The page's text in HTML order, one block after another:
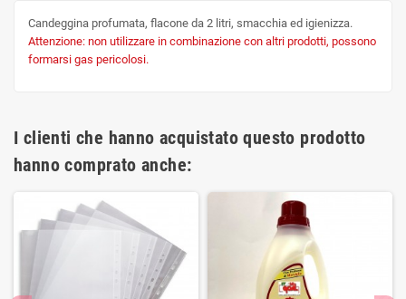
Candeggina profumata, flacone da 2 litri, smacchia ed igienizza.
Attenzione: non utilizzare in combinazione con altri prodotti, possono
formarsi gas pericolosi.
I clienti che hanno acquistato questo prodotto
hanno comprato anche: